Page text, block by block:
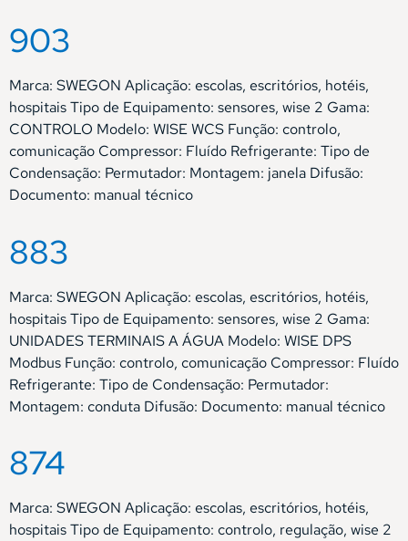
903
Marca: SWEGON Aplicação: escolas, escritórios, hotéis,
hospitais Tipo de Equipamento: sensores, wise 2 Gama:
CONTROLO Modelo: WISE WCS Função: controlo,
comunicação Compressor: Fluído Refrigerante: Tipo de
Condensação: Permutador: Montagem: janela Difusão:
Documento: manual técnico
883
Marca: SWEGON Aplicação: escolas, escritórios, hotéis,
hospitais Tipo de Equipamento: sensores, wise 2 Gama:
UNIDADES TERMINAIS A ÁGUA Modelo: WISE DPS
Modbus Função: controlo, comunicação Compressor: Fluído
Refrigerante: Tipo de Condensação: Permutador:
Montagem: conduta Difusão: Documento: manual técnico
874
Marca: SWEGON Aplicação: escolas, escritórios, hotéis,
hospitais Tipo de Equipamento: controlo, regulação, wise 2